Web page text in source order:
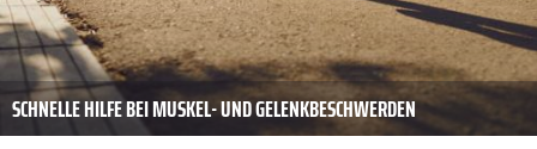
SCHNELLE HILFE BEI MUSKEL- UND GELENKBESCHWERDEN